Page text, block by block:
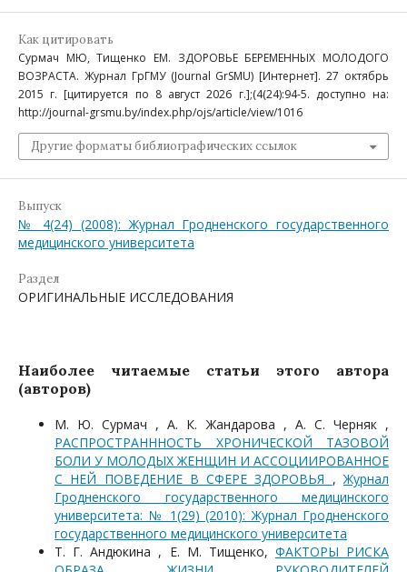
Как цитировать
Сурмач МЮ, Тищенко ЕМ. ЗДОРОВЬЕ БЕРЕМЕННЫХ МОЛОДОГО
ВОЗРАСТА. Журнал ГрГМУ (Journal GrSMU) [Интернет]. 27 октябрь
2015 г. [цитируется по 8 август 2026 г.];(4(24):94-5. доступно на:
http://journal-grsmu.by/index.php/ojs/article/view/1016
Другие форматы библиографических ссылок
Выпуск
№ 4(24) (2008): Журнал Гродненского государственного
медицинского университета
Раздел
ОРИГИНАЛЬНЫЕ ИССЛЕДОВАНИЯ
Наиболее читаемые статьи этого автора
(авторов)
М. Ю. Сурмач , А. К. Жандарова , А. С. Черняк ,
РАСПРОСТРАНННОСТЬ ХРОНИЧЕСКОЙ ТАЗОВОЙ
БОЛИ У МОЛОДЫХ ЖЕНЩИН И АССОЦИИРОВАННОЕ
С НЕЙ ПОВЕДЕНИЕ В СФЕРЕ ЗДОРОВЬЯ ,Журнал
Гродненского государственного медицинского
университета: № 1(29) (2010): Журнал Гродненского
государственного медицинского университета
Т. Г. Андюкина , Е. М. Тищенко, ФАКТОРЫ РИСКА